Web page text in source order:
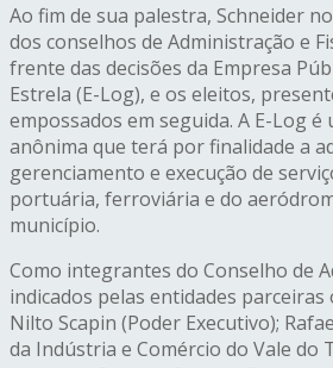
Ao fim de sua palestra, Schneider
dos conselhos de Administração e
frente das decisões da Empresa
Estrela (E-Log), e os eleitos,
empossados em seguida. A E-Log é
anônima que terá por finalidade a
gerenciamento e execução de
portuária, ferroviária e do
município.
Como integrantes do Conselho de
indicados pelas entidades
Nilto Scapin (Poder Executivo);
da Indústria e Comércio do Vale do